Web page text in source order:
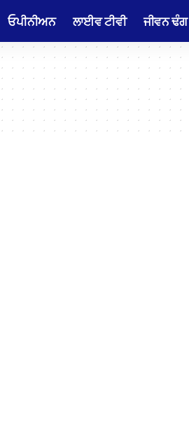
ਓਪੀਨੀਅਨ ਲਾਈਵ ਟੀਵੀ ਜੀਵਨ ਢੰਗ